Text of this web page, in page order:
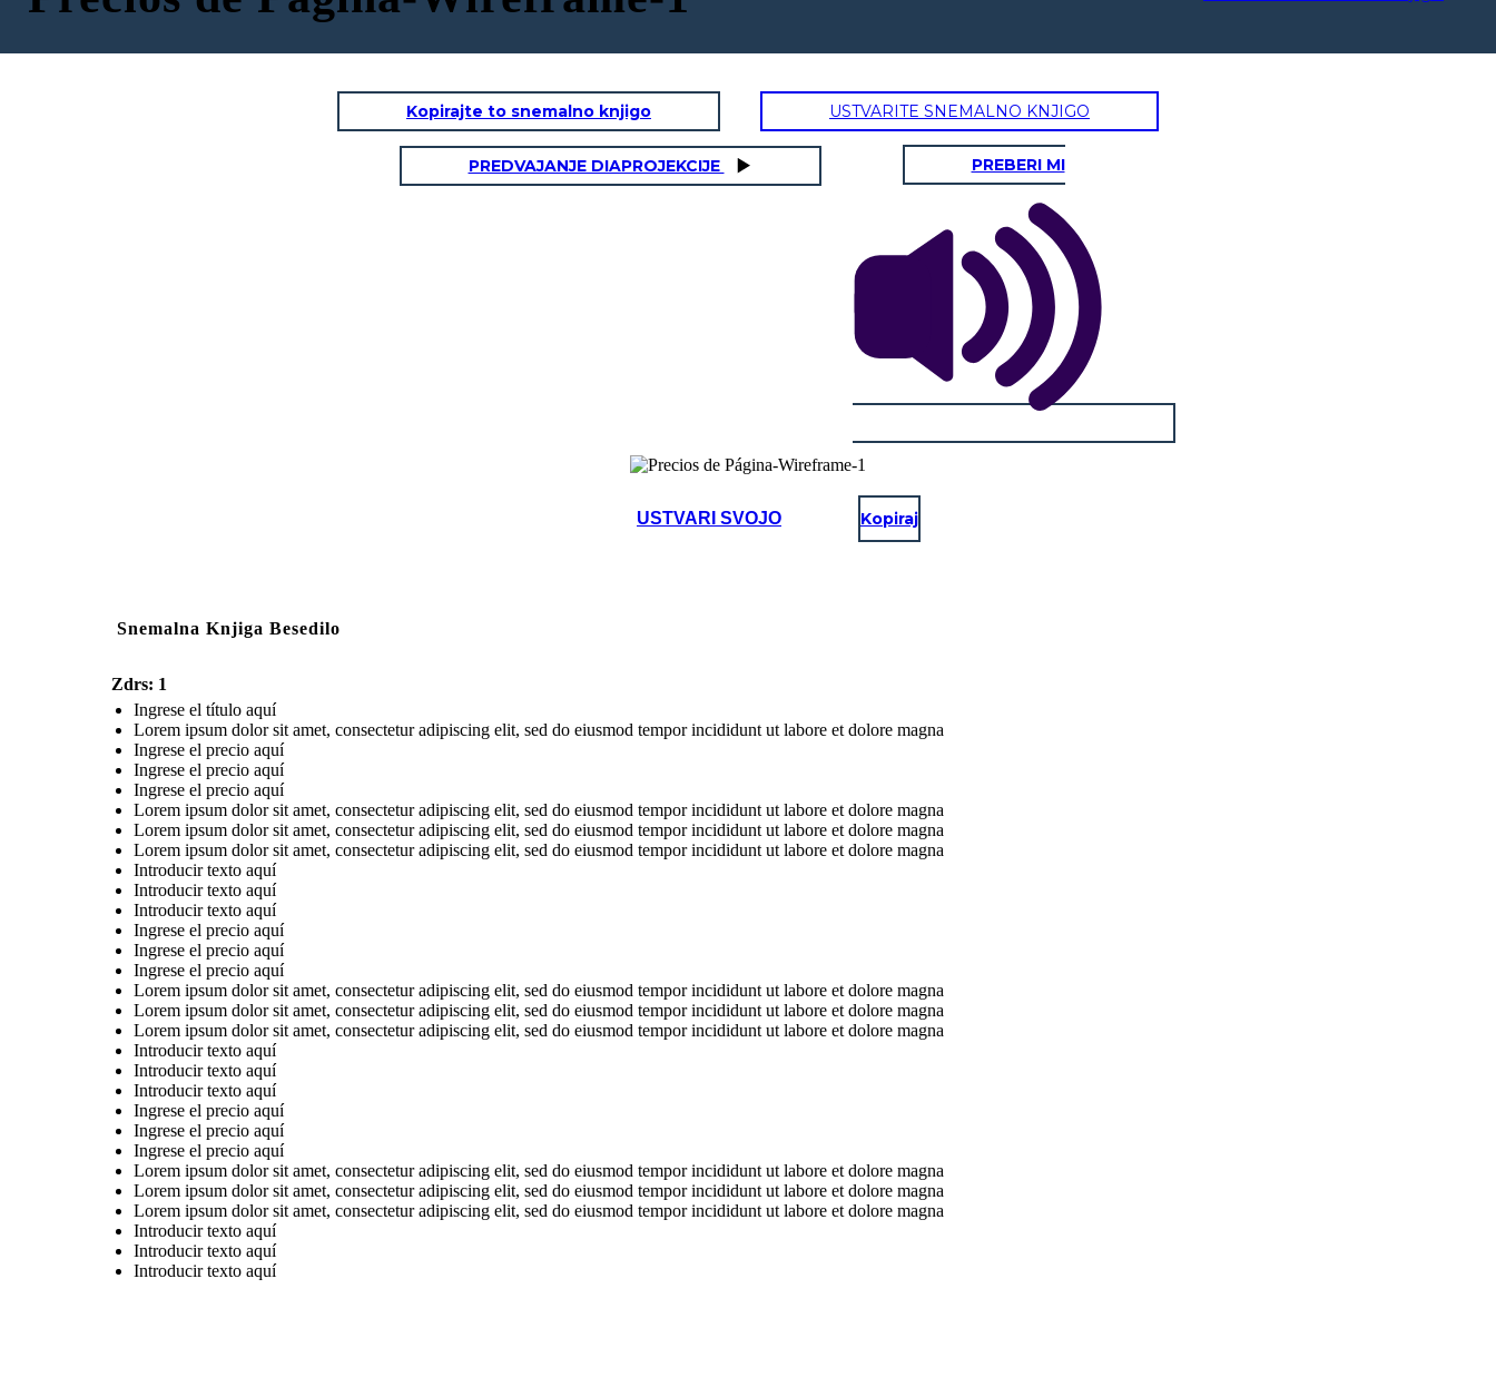
Kopirajte to snemalno knjigo USTVARITE SNEMALNO KNJIGO
PREDVAJANJE DIAPROJEKCIJE PREBERI MI
USTVARI SVOJO Kopiraj
Snemalna Knjiga Besedilo
Zdrs: 1
Ingrese el título aquí
Lorem ipsum dolor sit amet, consectetur adipiscing elit, sed do eiusmod tempor incididunt ut labore et dolore magna
Ingrese el precio aquí
Ingrese el precio aquí
Ingrese el precio aquí
Lorem ipsum dolor sit amet, consectetur adipiscing elit, sed do eiusmod tempor incididunt ut labore et dolore magna
Lorem ipsum dolor sit amet, consectetur adipiscing elit, sed do eiusmod tempor incididunt ut labore et dolore magna
Lorem ipsum dolor sit amet, consectetur adipiscing elit, sed do eiusmod tempor incididunt ut labore et dolore magna
Introducir texto aquí
Introducir texto aquí
Introducir texto aquí
Ingrese el precio aquí
Ingrese el precio aquí
Ingrese el precio aquí
Lorem ipsum dolor sit amet, consectetur adipiscing elit, sed do eiusmod tempor incididunt ut labore et dolore magna
Lorem ipsum dolor sit amet, consectetur adipiscing elit, sed do eiusmod tempor incididunt ut labore et dolore magna
Lorem ipsum dolor sit amet, consectetur adipiscing elit, sed do eiusmod tempor incididunt ut labore et dolore magna
Introducir texto aquí
Introducir texto aquí
Introducir texto aquí
Ingrese el precio aquí
Ingrese el precio aquí
Ingrese el precio aquí
Lorem ipsum dolor sit amet, consectetur adipiscing elit, sed do eiusmod tempor incididunt ut labore et dolore magna
Lorem ipsum dolor sit amet, consectetur adipiscing elit, sed do eiusmod tempor incididunt ut labore et dolore magna
Lorem ipsum dolor sit amet, consectetur adipiscing elit, sed do eiusmod tempor incididunt ut labore et dolore magna
Introducir texto aquí
Introducir texto aquí
Introducir texto aquí